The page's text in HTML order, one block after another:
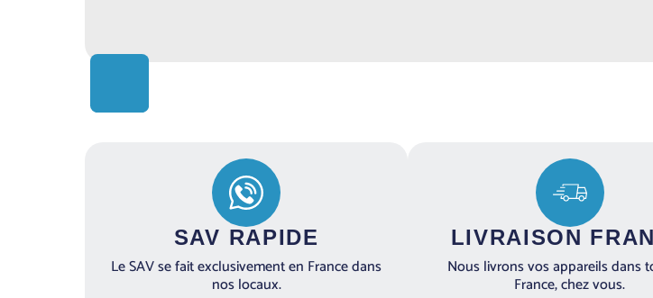
SAV RAPIDE
Le SAV se fait exclusivement en France dans
nos locaux.
LIVRAISON
Nous livrons vos appareils dans
France, chez vous.